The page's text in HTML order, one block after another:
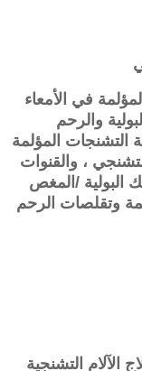
في الأمعاء
والرحم
التشنجات المؤلمة
، والقنوات
البولية /المغص
وتقلصات الرحم
التشنجية